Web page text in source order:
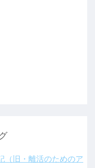
（旧・離活のためのア